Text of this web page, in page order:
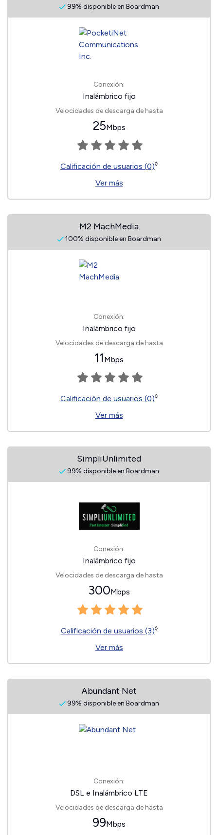
99% disponible en Boardman
Conexión:
Inalámbrico fijo
Velocidades de descarga de hasta
25Mbps
Calificación de usuarios (0)◊
Ver más
M2 MachMedia
100% disponible en Boardman
Conexión:
Inalámbrico fijo
Velocidades de descarga de hasta
11 Mbps
Calificación de usuarios (0)◊
Ver más
SimpliUnlimited
99% disponible en Boardman
Conexión:
Inalámbrico fijo
Velocidades de descarga de hasta
300Mbps
Calificación de usuarios (3)◊
Ver más
Abundant Net
99% disponible en Boardman
Conexión:
DSL e Inalámbrico LTE
Velocidades de descarga de hasta
99Mbps